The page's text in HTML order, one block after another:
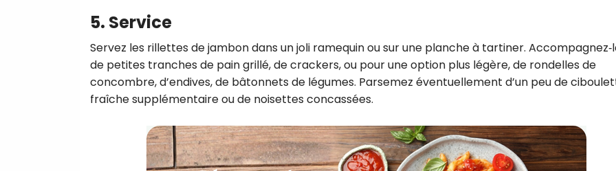
5. Service
Servez les rillettes de jambon dans un joli ramequin ou sur une planche à tartiner.
de petites tranches de pain grillé, de crackers, ou pour une option plus légère, de rondelles de
concombre, d’endives, de bâtonnets de légumes. Parsemez éventuellement d’un peu de
fraîche supplémentaire ou de noisettes concassées.